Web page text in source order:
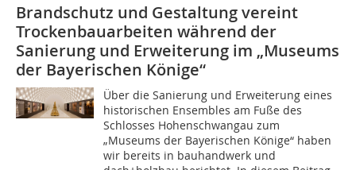
Brandschutz und Gestaltung vereint
Trockenbauarbeiten während der
Sanierung und Erweiterung im „Museums
der Bayerischen Könige“
Über die Sanierung und Erweiterung eines
historischen Ensembles am Fuße des
Schlosses Hohenschwangau zum
„Museums der Bayerischen Könige“ haben
wir bereits in bauhandwerk und